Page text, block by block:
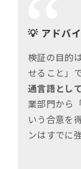
💡 アドバ
検証の目的
せること」
通言語とし
業部門から
いう合意を
ンはすでに